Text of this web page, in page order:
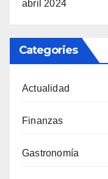
abril 2024
Categories
Actualidad
Finanzas
Gastronomía